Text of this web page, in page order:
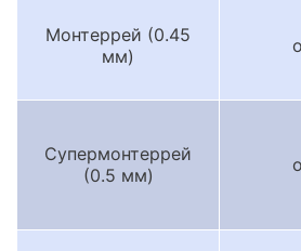
Монтеррей (0.45
мм)
Супермонтеррей
(0.5 мм)